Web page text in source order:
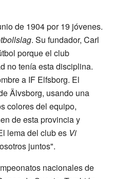
de 1904 por 19 jóvenes.
. Su fundador, Carl
porque el club
no tenía esta disciplina.
a IF Elfsborg. El
Älvsborg, usando una
colores del equipo,
de esta provincia y
lema del club es Vi
juntos".
nacionales de